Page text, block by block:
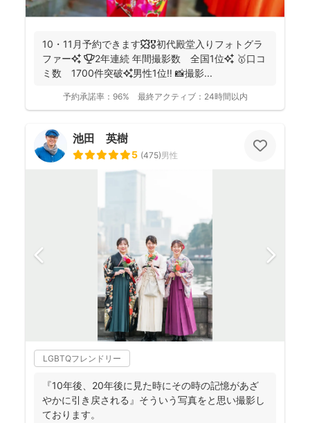
10・11月予約できます🍁🎖初代殿堂入りフォトグラ
ファー✨ 🏆2年連続 年間撮影数 全国1位✨ 🥇口コ
ミ数 1700件突破✨男性1位‼️ 📸撮影...
予約承諾率： 96% 最終アクティブ： 24時間以内
池田 英樹
5 (475)男性
LGBTQフレンドリー
『10年後、20年後に見た時にその時の記憶があざ
やかに引き戻される』そういう写真をと思い撮影し
ております。